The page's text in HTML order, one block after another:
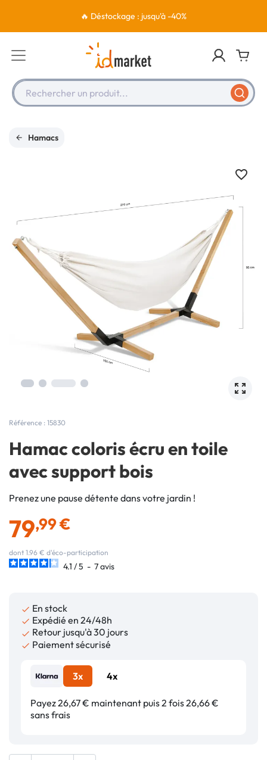
🔥 Déstockage : jusqu'à -40%
Rechercher un produit...
Hamacs
Référence : 15830
Hamac coloris écru en toile
avec support bois
Prenez une pause détente dans votre jardin !
79,99 €
dont 1.96 € d'éco-participation
4.1 /5 - 7avis
 En stock
 Expédié en 24/48h
 Retour jusqu'à 30 jours
 Paiement sécurisé
3x 4x
Payez 26,67 € maintenant puis 2 fois 26,66 €
sans frais
favorite_border